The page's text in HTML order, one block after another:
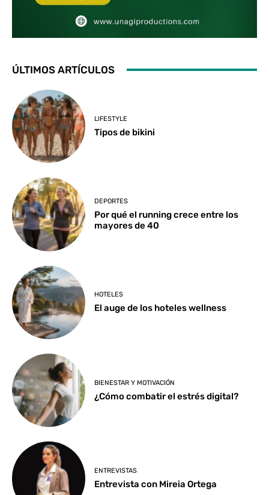
ÚLTIMOS ARTÍCULOS
LIFESTYLE
Tipos de bikini
DEPORTES
Por qué el running crece entre los
mayores de 40
HOTELES
El auge de los hoteles wellness
BIENESTAR Y MOTIVACIÓN
¿Cómo combatir el estrés digital?
ENTREVISTAS
Entrevista con Mireia Ortega